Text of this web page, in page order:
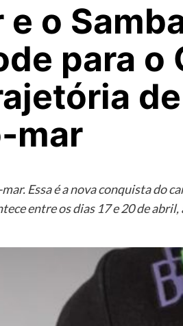
o
para o
mar
Essa é a nova conquista do
entre os dias 17 e 20 de